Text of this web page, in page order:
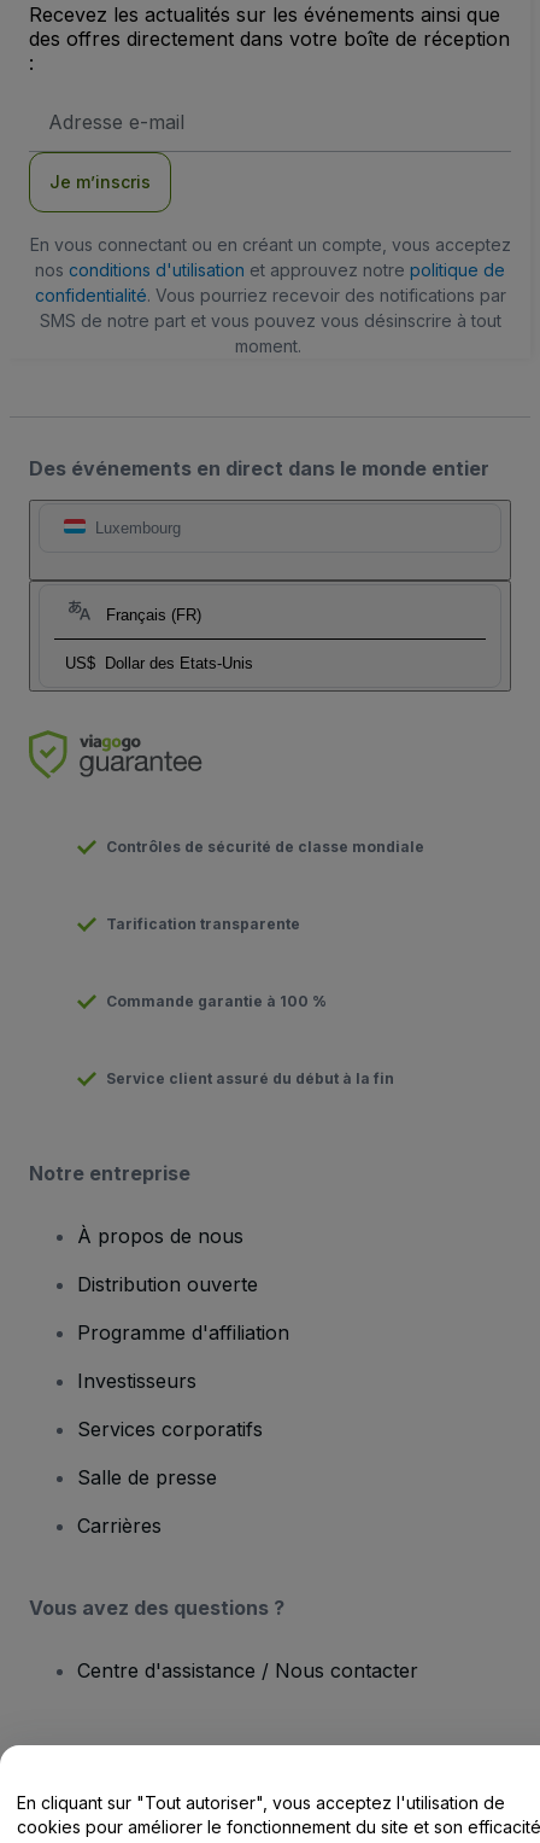
Recevez les actualités sur les événements ainsi que
des offres directement dans votre boîte de réception
:
e-
Je m’inscris
En vous connectant ou en créant un compte, vous acceptez
nos conditions d'utilisation et approuvez notre politique de
confidentialité. Vous pourriez recevoir des notifications par
SMS de notre part et vous pouvez vous désinscrire à tout
moment.
Des événements en direct dans le monde entier
Luxembourg
Français (FR)
US$ Dollar des Etats-Unis
Contrôles de sécurité de classe mondiale
Tarification transparente
Commande garantie à 100 %
Service client assuré du début à la fin
Notre entreprise
À propos de nous
Distribution ouverte
Programme d'affiliation
Investisseurs
Services corporatifs
Salle de presse
Carrières
Vous avez des questions ?
Centre d'assistance / Nous contacter
Copyright © viagogo GmbH 2026 Informations sur l'entreprise
En utilisant ce site web, vous acceptez lesConditions générales, la
En cliquant sur "Tout autoriser", vous acceptez l'utilisation de
cookies pour améliorer le fonctionnement du site et son efficacité